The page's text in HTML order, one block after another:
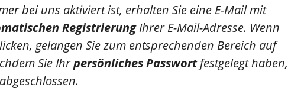
bei uns aktiviert ist, erhalten Sie eine E-Mail mit
RegistrierungIhrer E-Mail-Adresse. Wenn
gelangen Sie zum entsprechenden Bereich auf
Sie Ihrpersönliches Passwortfestgelegt haben,